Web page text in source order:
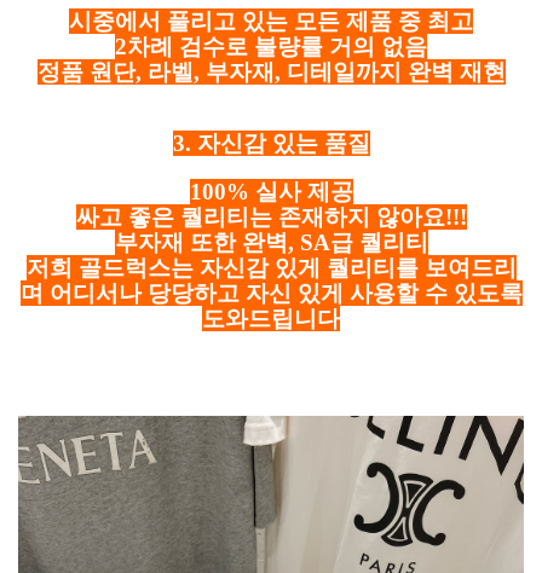
시중에서 풀리고 있는 모든 제품 중 최고
2차례 검수로 불량률 거의 없음
정품 원단, 라벨, 부자재, 디테일까지 완벽 재현
3. 자신감 있는 품질
100% 실사 제공
싸고 좋은 퀄리티는 존재하지 않아요!!!
부자재 또한 완벽, SA급 퀄리티
저희 골드럭스는 자신감 있게 퀄리티를 보여드리
며 어디서나 당당하고 자신 있게 사용할 수 있도록
도와드립니다